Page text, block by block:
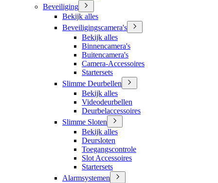
Beveiliging
Bekijk alles
Beveiligingscamera's
Bekijk alles
Binnencamera's
Buitencamera's
Camera-Accessoires
Startersets
Slimme Deurbellen
Bekijk alles
Videodeurbellen
Deurbelaccessoires
Slimme Sloten
Bekijk alles
Deursloten
Toegangscontrole
Slot Accessoires
Startersets
Alarmsystemen